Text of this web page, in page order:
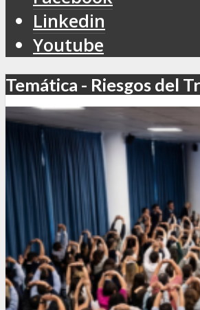
Linkedin
Youtube
Temática - Riesgos del